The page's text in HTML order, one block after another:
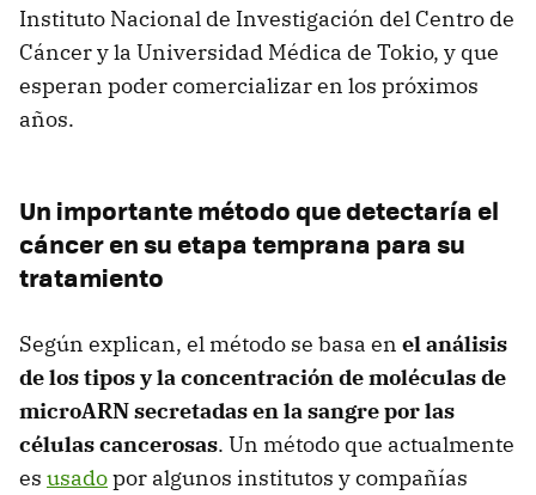
Instituto Nacional de Investigación del Centro de
Cáncer y la Universidad Médica de Tokio, y que
esperan poder comercializar en los próximos
años.
Un importante método que detectaría el
cáncer en su etapa temprana para su
tratamiento
Según explican, el método se basa en el análisis
de los tipos y la concentración de moléculas de
microARN secretadas en la sangre por las
células cancerosas. Un método que actualmente
es usadopor algunos institutos y compañías